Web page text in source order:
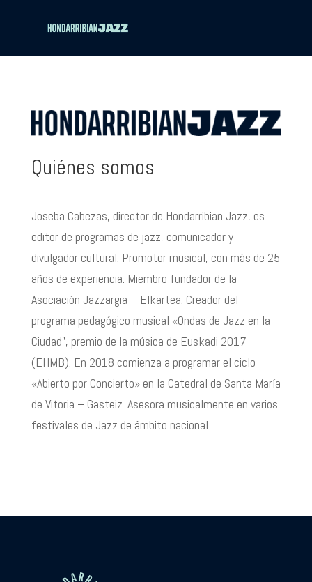
Quiénes somos
Joseba Cabezas, director de Hondarribian Jazz, es
editor de programas de jazz, comunicador y
divulgador cultural. Promotor musical, con más de 25
años de experiencia. Miembro fundador de la
Asociación Jazzargia – Elkartea. Creador del
programa pedagógico musical «Ondas de Jazz en la
Ciudad”, premio de la música de Euskadi 2017
(EHMB). En 2018 comienza a programar el ciclo
«Abierto por Concierto» en la Catedral de Santa María
de Vitoria – Gasteiz. Asesora musicalmente en varios
festivales de Jazz de ámbito nacional.